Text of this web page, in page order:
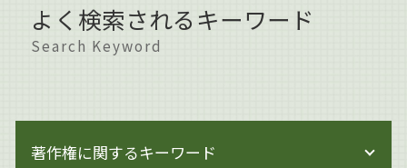
よく検索されるキーワード
Search Keyword
著作権に関するキーワード